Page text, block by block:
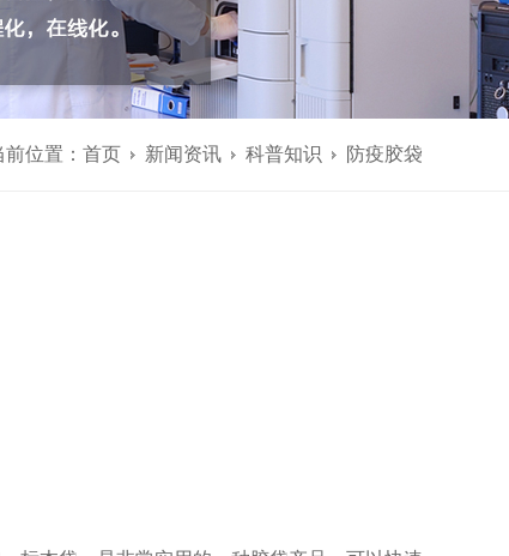
前位置： 首页 新闻资讯 科普知识 防疫胶袋